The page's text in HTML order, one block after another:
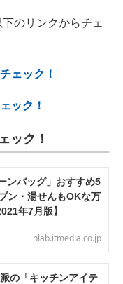
のリンクからチェ
ェック！
ック！
ック！
ンバッグ」おすすめ5
ン・湯せんもOKな万
年7月版】
nlab.itmedia.co.jp
の「キッチンアイテ